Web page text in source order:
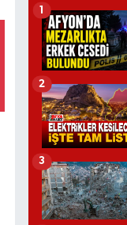
1
2
3